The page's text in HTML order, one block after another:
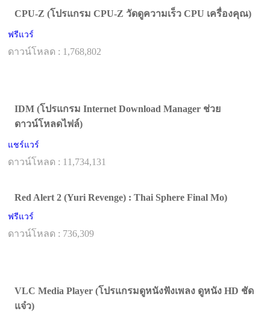
CPU-Z (โปรแกรม CPU-Z วัดดูความเร็ว CPU เครื่องคุณ)
ฟรีแวร์
ดาวน์โหลด : 1,768,802
IDM (โปรแกรม Internet Download Manager ช่วย
ดาวน์โหลดไฟล์)
แชร์แวร์
ดาวน์โหลด : 11,734,131
Red Alert 2 (Yuri Revenge) : Thai Sphere Final Mo)
ฟรีแวร์
ดาวน์โหลด : 736,309
VLC Media Player (โปรแกรมดูหนังฟังเพลง ดูหนัง HD ชัด
แจ๋ว)